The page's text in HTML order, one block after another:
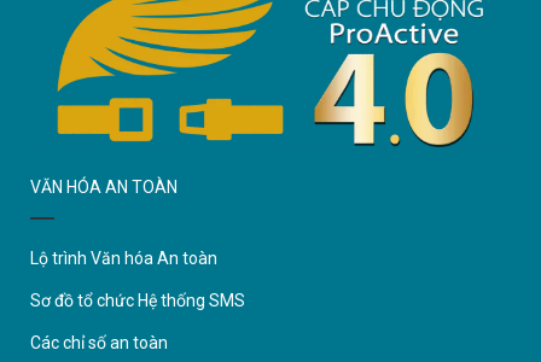
VĂN HÓA AN TOÀN
Lộ trình Văn hóa An toàn
Sơ đồ tổ chức Hệ thống SMS
Các chỉ số an toàn